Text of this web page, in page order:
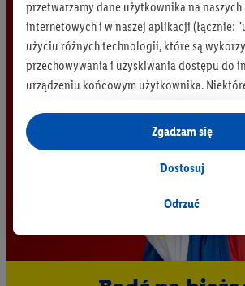
przetwarzamy dane użytkownika na
internetowych i w naszej aplikacji (łącznie:
użyciu różnych technologii, które są
przechowywania i uzyskiwania dostępu do
urządzeniu końcowym użytkownika.
są za zgodą użytkownika - również przez
jako odrębnych
administratorów lub
danych osobowych; w związku z IAB TCF
generowania statystyk lub prezentowania
Przetwarzanie danych na potrzeby
odbywa się w celu kontrolowania naszych
umożliwienia podmiotom trzecim
Odrzuć
Dostosuj
Zgadzam się